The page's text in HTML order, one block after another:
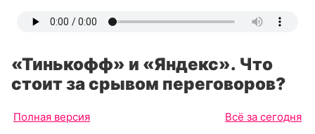
«Тинькофф» и «Яндекс». Что
стоит за срывом переговоров?
Полная версия Всё за сегодня